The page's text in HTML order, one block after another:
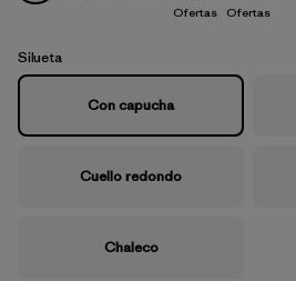
Ofertas Ofertas
Silueta
Con capucha
Cuello redondo
Chaleco